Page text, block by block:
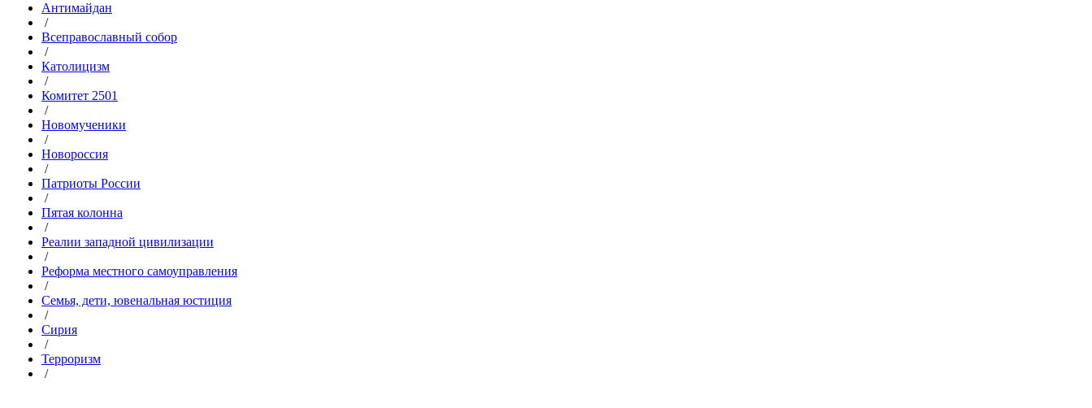
Антимайдан
/
Всеправославный собор
/
Католицизм
/
Комитет 2501
/
Новомученики
/
Новороссия
/
Патриоты России
/
Пятая колонна
/
Реалии западной цивилизации
/
Реформа местного самоуправления
/
Семья, дети, ювенальная юстиция
/
Сирия
/
Терроризм
/